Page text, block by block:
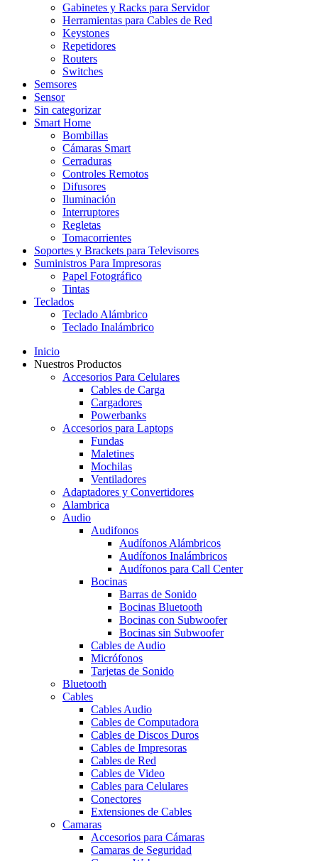
Gabinetes y Racks para Servidor
Herramientas para Cables de Red
Keystones
Repetidores
Routers
Switches
Semsores
Sensor
Sin categorizar
Smart Home
Bombillas
Cámaras Smart
Cerraduras
Controles Remotos
Difusores
Iluminación
Interruptores
Regletas
Tomacorrientes
Soportes y Brackets para Televisores
Suministros Para Impresoras
Papel Fotográfico
Tintas
Teclados
Teclado Alámbrico
Teclado Inalámbrico
Inicio
Nuestros Productos
Accesorios Para Celulares
Cables de Carga
Cargadores
Powerbanks
Accesorios para Laptops
Fundas
Maletines
Mochilas
Ventiladores
Adaptadores y Convertidores
Alambrica
Audio
Audifonos
Audífonos Alámbricos
Audífonos Inalámbricos
Audífonos para Call Center
Bocinas
Barras de Sonido
Bocinas Bluetooth
Bocinas con Subwoofer
Bocinas sin Subwoofer
Cables de Audio
Micrófonos
Tarjetas de Sonido
Bluetooth
Cables
Cables Audio
Cables de Computadora
Cables de Discos Duros
Cables de Impresoras
Cables de Red
Cables de Video
Cables para Celulares
Conectores
Extensiones de Cables
Camaras
Accesorios para Cámaras
Camaras de Seguridad